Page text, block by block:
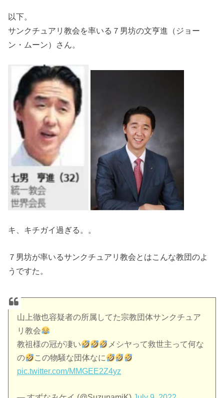
以下。
サンクチュアリ教会を率いる７男坊の文亨進（ジョー
ン・ムーン）さん。
キ、キチガイ過ぎる。。
７男坊が率いるサンクチュアリ教会とはこんな教団のよ
うですた。
山上徹也容疑者の所属してた宗教団体サンクチュア
リ教会
教祖様の冠が凄い
メシヤって救世主って何な
の
この物騒な団体なに
pic.twitter.com/MMGEE2Z4yz